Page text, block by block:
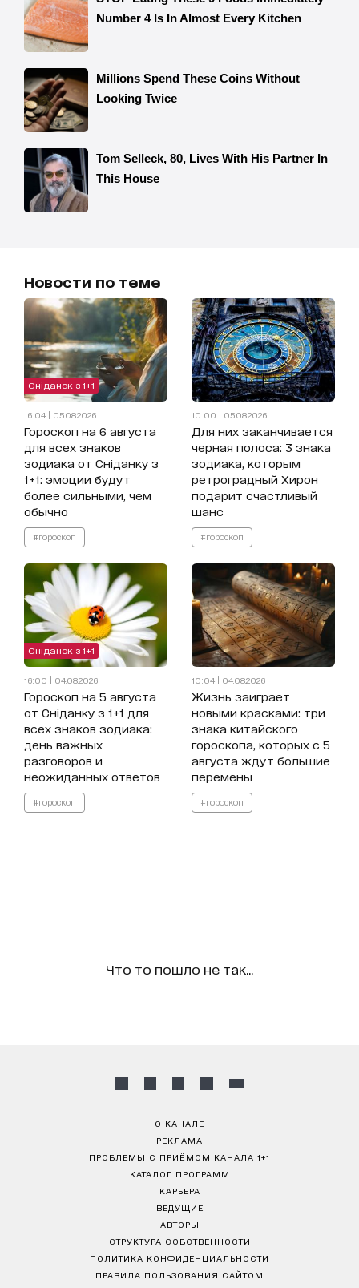
Новости по теме
Сніданок з 1+1
16:04 | 05.08.2026
Гороскоп на 6 августа
для всех знаков
зодиака от Сніданку з
1+1: эмоции будут
более сильными, чем
обычно
#гороскоп
10:00 | 05.08.2026
Для них заканчивается
черная полоса: 3 знака
зодиака, которым
ретроградный Хирон
подарит счастливый
шанс
#гороскоп
Сніданок з 1+1
16:00 | 04.08.2026
Гороскоп на 5 августа
от Сніданку з 1+1 для
всех знаков зодиака:
день важных
разговоров и
неожиданных ответов
#гороскоп
10:04 | 04.08.2026
Жизнь заиграет
новыми красками: три
знака китайского
гороскопа, которых с 5
августа ждут большие
перемены
#гороскоп
Что то пошло не так...
О КАНАЛЕ
РЕКЛАМА
ПРОБЛЕМЫ С ПРИЁМОМ КАНАЛА 1+1
КАТАЛОГ ПРОГРАММ
КАРЬЕРА
ВЕДУЩИЕ
АВТОРЫ
СТРУКТУРА СОБСТВЕННОСТИ
ПОЛИТИКА КОНФИДЕНЦИАЛЬНОСТИ
ПРАВИЛА ПОЛЬЗОВАНИЯ САЙТОМ